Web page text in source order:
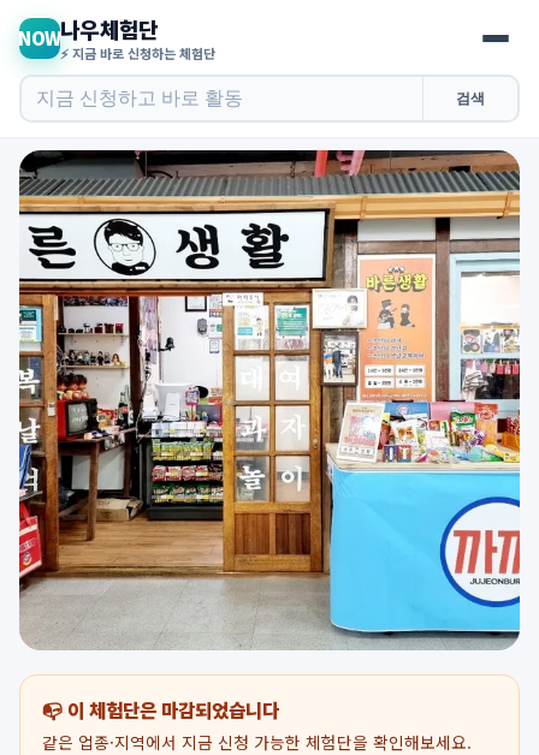
NOW나우체험단
⚡ 지금 바로 신청하는 체험단
검색
📭 이 체험단은 마감되었습니다
같은 업종·지역에서 지금 신청 가능한 체험단을 확인해보세요.